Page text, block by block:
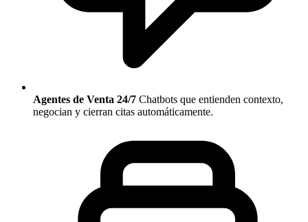
Agentes de Venta 24/7 Chatbots que entienden contexto,
negocian y cierran citas automáticamente.